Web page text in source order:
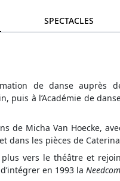
SPECTACLES
de danse auprès
puis à l’Académie de
de Micha Van Hoecke,
dans les pièces de
plus vers le théâtre et
en 1993 la